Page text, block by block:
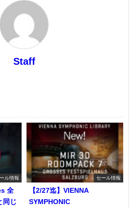
Staff
ル情報
全
同じ
セール情報
【2/27迄】VIENNA
SYMPHONIC